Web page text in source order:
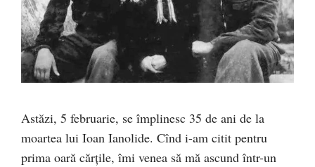
Astăzi, 5 februarie, se împlinesc 35 de ani de la
moartea lui Ioan Ianolide. Cînd i-am citit pentru
prima oară cărţile, îmi venea să mă ascund într-un